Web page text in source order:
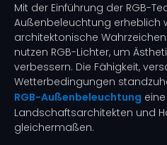
Mit der Einführung der RGB-
Außenbeleuchtung erheblich
architektonische
nutzen RGB-Lichter, um
verbessern. Die Fähigkeit,
Wetterbedingungen
RGB-Außenbeleuchtung
Landschaftsarchitekten und
gleichermaßen.